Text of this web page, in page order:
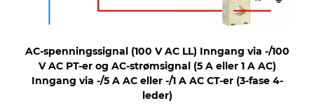
AC-spenningssignal (100 V AC LL) Inngang via -/100
V AC PT-er og AC-strømsignal (5 A eller 1 A AC)
Inngang via -/5 A AC eller -/1 A AC CT-er (3-fase 4-
leder)